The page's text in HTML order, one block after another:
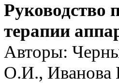
Руководство
терапии
Авторы:
О.И., Иванова